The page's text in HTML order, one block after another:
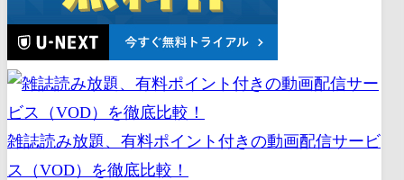
雑誌読み放題、有料ポイント付きの動画配信サービ
ス（VOD）を徹底比較！